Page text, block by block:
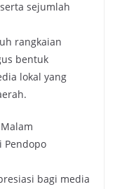
sejumlah
rangkaian
bentuk
lokal yang
Pendopo
bagi media